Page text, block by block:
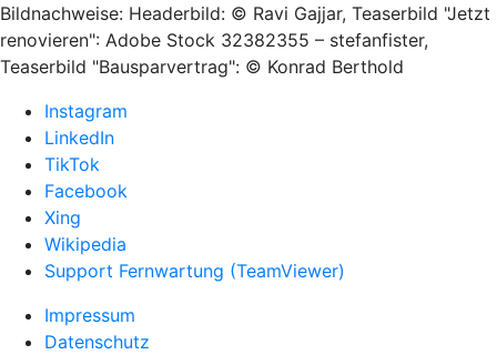
Bildnachweise: Headerbild: © Ravi Gajjar, Teaserbild "Jetzt
renovieren": Adobe Stock 32382355 – stefanfister,
Teaserbild "Bausparvertrag": © Konrad Berthold
Instagram
LinkedIn
TikTok
Facebook
Xing
Wikipedia
Support Fernwartung (TeamViewer)
Impressum
Datenschutz